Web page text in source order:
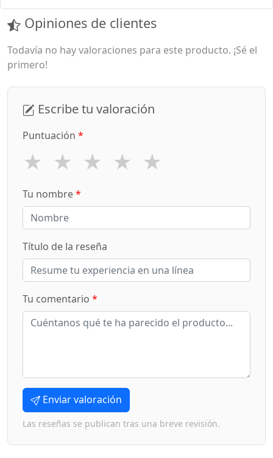
Opiniones de clientes
Todavía no hay valoraciones para este producto. ¡Sé el
primero!
Escribe tu valoración
Puntuación *
★ ★ ★ ★ ★
Tu nombre*
Título de la reseña
Tu comentario *
Enviar valoración
Las reseñas se publican tras una breve revisión.